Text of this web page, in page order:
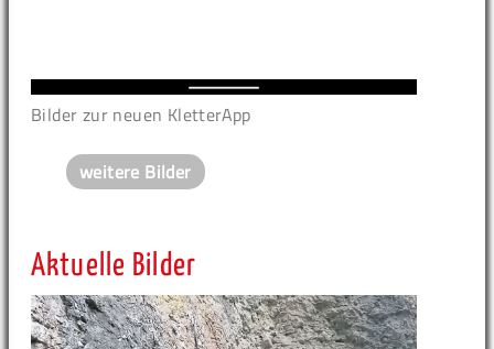
Bilder zur neuen KletterApp
weitere Bilder
Aktuelle Bilder